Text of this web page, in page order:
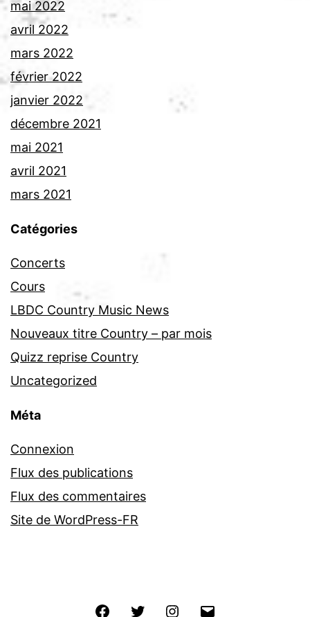
mai 2022
avril 2022
mars 2022
février 2022
janvier 2022
décembre 2021
mai 2021
avril 2021
mars 2021
Catégories
Concerts
Cours
LBDC Country Music News
Nouveaux titre Country – par mois
Quizz reprise Country
Uncategorized
Méta
Connexion
Flux des publications
Flux des commentaires
Site de WordPress-FR
FacebookTwitter Instagram